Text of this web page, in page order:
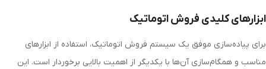
ابزارهای کلیدی فروش اتوماتیک
برای پیاده‌سازی موفق یک سیستم فروش اتوماتیک، استفاده از ابزارهای
مناسب و همگام‌سازی آن‌ها با یکدیگر از اهمیت بالایی برخوردار است. این